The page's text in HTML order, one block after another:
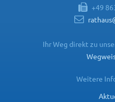
+49
Ihr Weg direkt zu
Weitere